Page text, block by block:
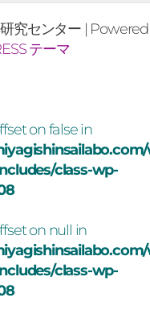
究センター | Powered
テーマ
on false in
class-wp-
on null in
class-wp-